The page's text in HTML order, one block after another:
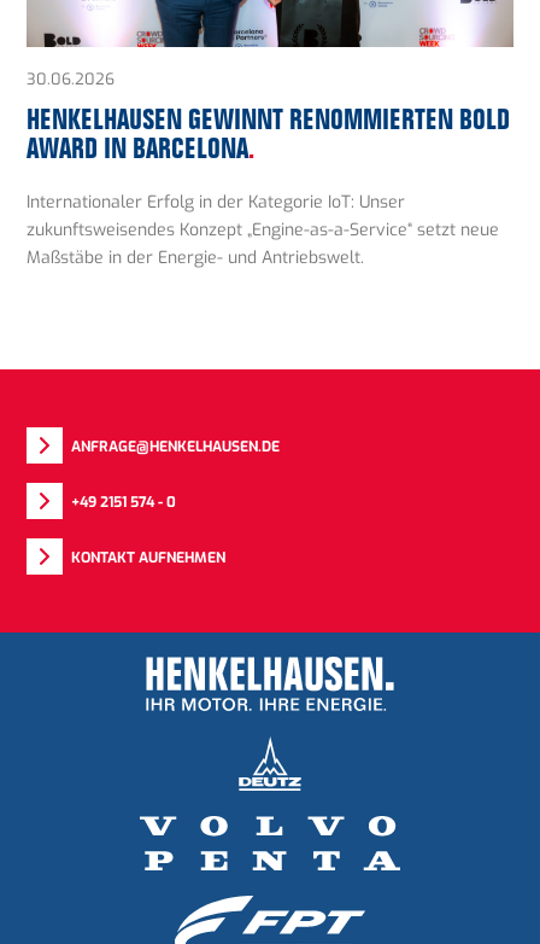
30.06.2026
HENKELHAUSEN GEWINNT RENOMMIERTEN BOLD
AWARD IN BARCELONA.
Internationaler Erfolg in der Kategorie IoT: Unser
zukunftsweisendes Konzept „Engine-as-a-Service“ setzt neue
Maßstäbe in der Energie- und Antriebswelt.
ANFRAGE@HENKELHAUSEN.DE
+49 2151 574 - 0
KONTAKT AUFNEHMEN